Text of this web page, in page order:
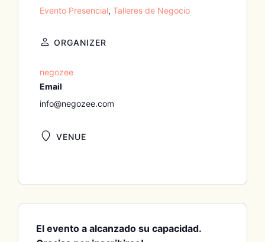
El evento a alcanzado su capacidad.
Evento Presencial, Talleres de Negocio
VENUE
ORGANIZER
negozee
Email
info@negozee.com